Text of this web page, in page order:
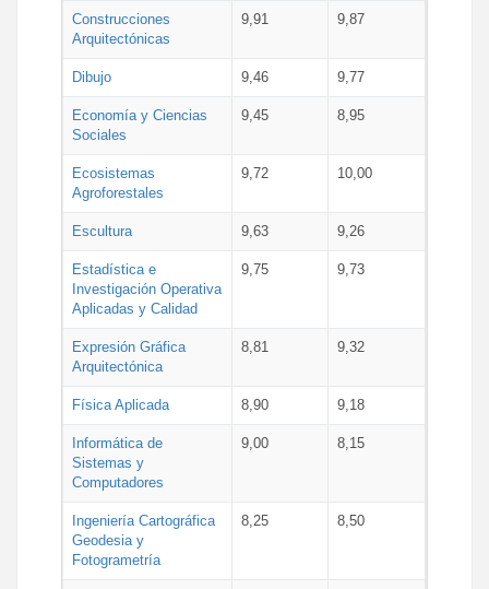
Construcciones
Arquitectónicas
9,91 9,87
Dibujo 9,46 9,77
Economía y Ciencias
Sociales
9,45 8,95
Ecosistemas
Agroforestales
9,72 10,00
Escultura 9,63 9,26
Estadística e
Investigación Operativa
Aplicadas y Calidad
9,75 9,73
Expresión Gráfica
Arquitectónica
8,81 9,32
Física Aplicada 8,90 9,18
Informática de
Sistemas y
Computadores
9,00 8,15
Ingeniería Cartográfica
Geodesia y
Fotogrametría
8,25 8,50